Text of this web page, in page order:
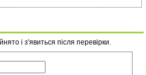
і з'явиться після перевірки.